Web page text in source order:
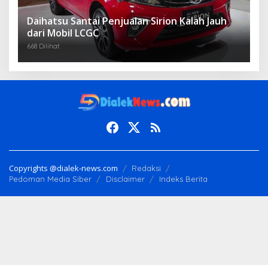
Daihatsu Santai Penjualan Sirion Kalah Jauh
dari Mobil LCGC
668 Dilihat
Copyrights @dialek-news.com
Redaksi
Pedoman Media Siber
Disclaimer Indeks Berita